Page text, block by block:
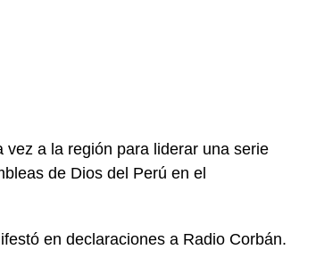
vez a la región para liderar una serie
de Dios del Perú en el
en declaraciones a Radio Corbán.